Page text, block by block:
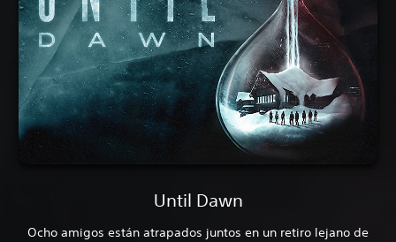
Until Dawn
Ocho amigos están atrapados juntos en un retiro lejano de